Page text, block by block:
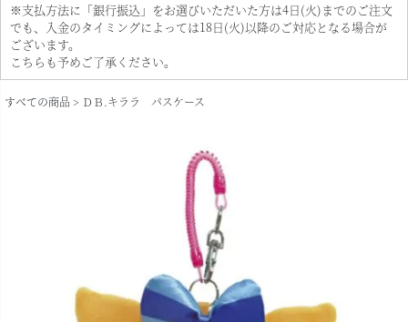
※支払方法に「銀行振込」をお選びいただいた方は4日(火)までのご注文
でも、入金のタイミングによっては18日(火)以降のご対応となる場合が
ございます。
こちらも予めご了承ください。
すべての商品 ＤＢ.キララ パスケース